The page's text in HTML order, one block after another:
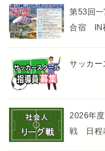
第53回
合宿 IN
サッカー
2026年
戦 日程